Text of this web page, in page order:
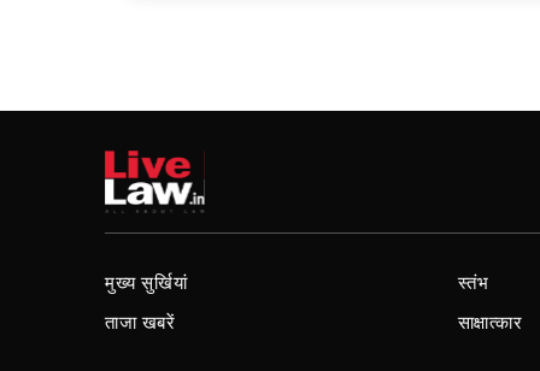
मुख्य सुर्खियां
ताजा खबरें
स्तंभ
साक्षात्कार